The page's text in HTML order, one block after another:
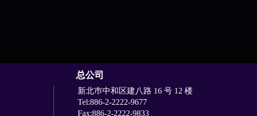
总公司
新北巿中和区建八路 16 号 12 楼
Tel:886-2-2222-9677
Fax:886-2-2222-9833